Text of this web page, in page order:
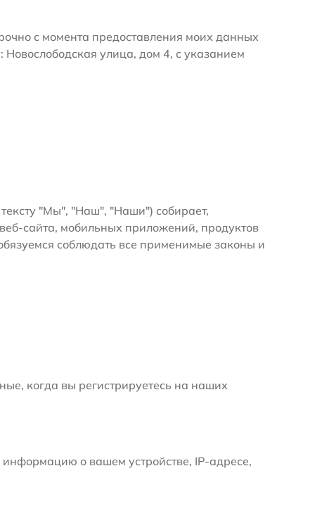
с момента предоставления моих данных
улица, дом 4, с указанием
"Мы", "Наш", "Наши") собирает,
сайта, мобильных приложений, продуктов
соблюдать все применимые законы и
когда вы регистрируетесь на наших
о вашем устройстве, IP-адресе,